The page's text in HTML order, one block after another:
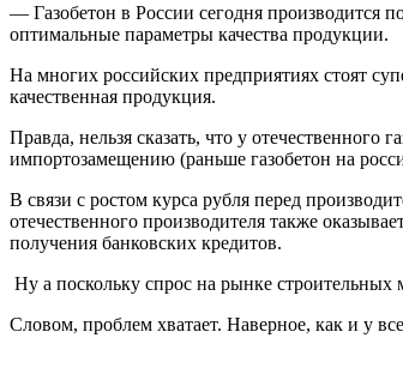
— Газобетон в России сегодня производится
оптимальные параметры качества продукции.
На многих российских предприятиях стоят
качественная продукция.
Правда, нельзя сказать, что у
импортозамещению (раньше газобетон на
В связи с ростом курса рубля перед
отечественного производителя также
получения банковских кредитов.
Ну а поскольку спрос на рынке
Словом, проблем хватает. Наверное, как и у